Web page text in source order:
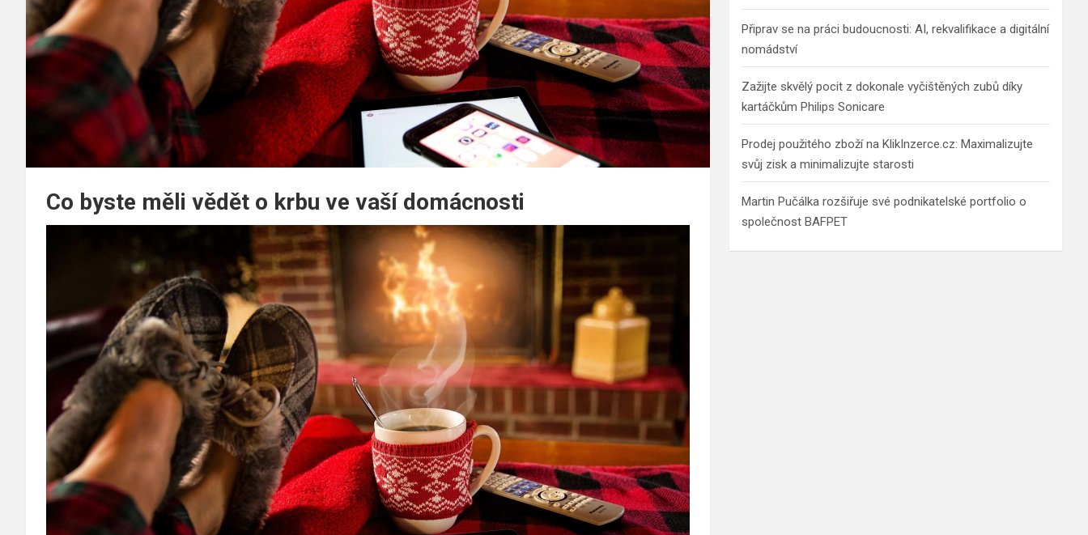
Co byste měli vědět o krbu ve vaší domácnosti
Připrav se na práci budoucnosti: AI, rekvalifikace a digitální
nomádství
Zažijte skvělý pocit z dokonale vyčištěných zubů díky
kartáčkům Philips Sonicare
Prodej použitého zboží na KlikInzerce.cz: Maximalizujte
svůj zisk a minimalizujte starosti
Martin Pučálka rozšiřuje své podnikatelské portfolio o
společnost BAFPET